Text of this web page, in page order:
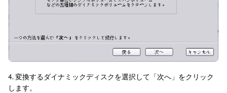
4. 変換するダイナミックディスクを選択して「次へ」をクリック
します。